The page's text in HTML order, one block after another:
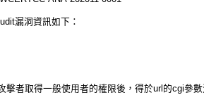
漏洞資訊如下：
者取得一般使用者的權限後，得於url的cgi參